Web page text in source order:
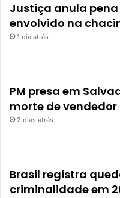
Justiça anula pena
envolvido na
1 dia atrás
PM presa em
morte de
2 dias atrás
Brasil registra
criminalidade em